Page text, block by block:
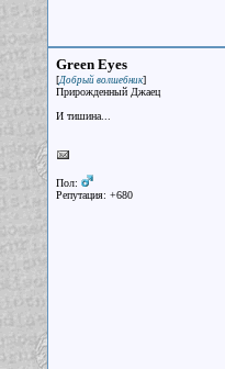
Green Eyes
[Добрый волшебник]
Прирожденный Джаец
И тишина...
Пол:
Репутация: +680